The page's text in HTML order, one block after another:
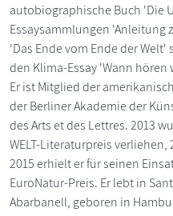
autobiographische Buch 'Die
Essaysammlungen 'Anleitung
'Das Ende vom Ende der
den Klima-Essay 'Wann
Er ist Mitglied der
der Berliner Akademie der
des Arts et des Lettres. 2013
WELT-Literaturpreis
2015 erhielt er für seinen
EuroNatur-Preis. Er lebt in
Abarbanell, geboren in